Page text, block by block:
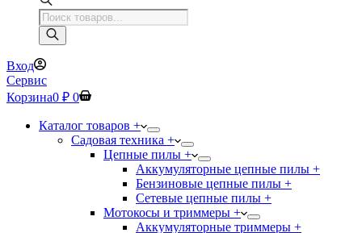
Поиск
товаров
Вход
Сервис
Корзина0 ₽ 0
Каталог товаров +
Садовая техника +
Цепные пилы +
Аккумуляторные цепные пилы +
Бензиновые цепные пилы +
Сетевые цепные пилы +
Мотокосы и триммеры +
Аккумуляторные триммеры +